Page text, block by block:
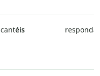
cantéis respond